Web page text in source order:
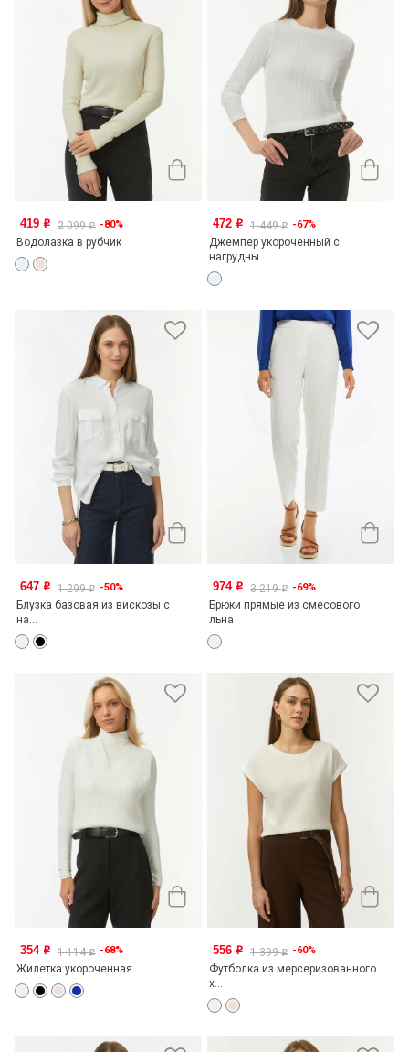
419 o 2 099o -80%
Водолазка в рубчик
472 o 1 449o -67%
Джемпер укороченный с
нагрудны...
647 o 1 299o -50%
Блузка базовая из вискозы с
на...
974 o 3 219o -69%
Брюки прямые из смесового
льна
354 o 1 114o -68%
Жилетка укороченная
556 o 1 399o -60%
Футболка из мерсеризованного
х...